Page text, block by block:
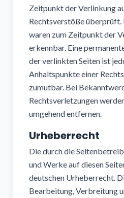
Zeitpunkt der Verlinkung
Rechtsverstöße
waren zum Zeitpunkt der
erkennbar. Eine
der verlinkten Seiten ist
Anhaltspunkte einer
zumutbar. Bei
Rechtsverletzungen
umgehend entfernen.
Urheberrecht
Die durch die
und Werke auf diesen
deutschen Urheberrecht.
Bearbeitung, Verbreitung